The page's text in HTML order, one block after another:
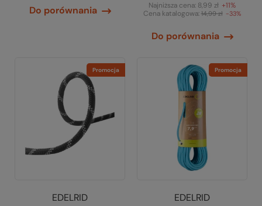
Do porównania Najniższa cena: 8,99 zł +11%
Cena katalogowa:14,99 zł -33%
Do porównania
Promocja
EDELRID
Promocja
EDELRID